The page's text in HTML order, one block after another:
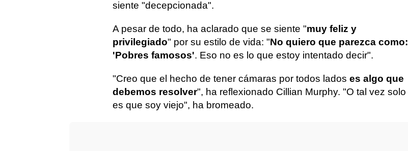
siente "decepcionada".
A pesar de todo, ha aclarado que se siente "muy feliz y
privilegiado" por su estilo de vida: "No quiero que parezca como:
'Pobres famosos'. Eso no es lo que estoy intentado decir".
"Creo que el hecho de tener cámaras por todos lados es algo que
debemos resolver", ha reflexionado Cillian Murphy. "O tal vez solo
es que soy viejo", ha bromeado.